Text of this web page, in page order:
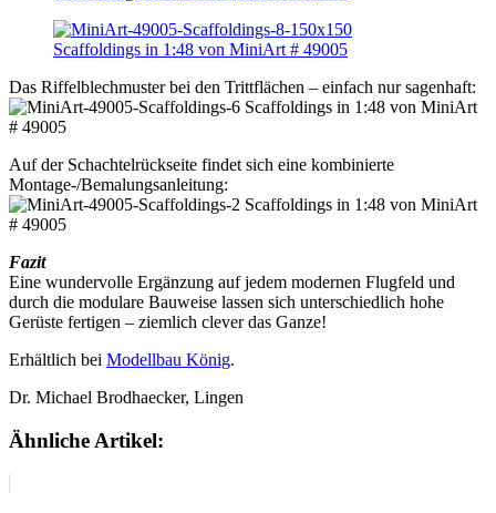
Das Riffelblechmuster bei den Trittflächen – einfach nur sagenhaft:
Auf der Schachtelrückseite findet sich eine kombinierte
Montage-/Bemalungsanleitung:
Fazit
Eine wundervolle Ergänzung auf jedem modernen Flugfeld und
durch die modulare Bauweise lassen sich unterschiedlich hohe
Gerüste fertigen – ziemlich clever das Ganze!
Erhältlich bei Modellbau König.
Dr. Michael Brodhaecker, Lingen
Ähnliche Artikel: